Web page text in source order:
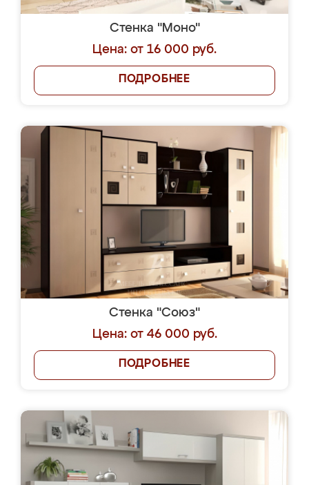
Стенка "Моно"
Цена: от 16 000 руб.
ПОДРОБНЕЕ
Стенка "Союз"
Цена: от 46 000 руб.
ПОДРОБНЕЕ